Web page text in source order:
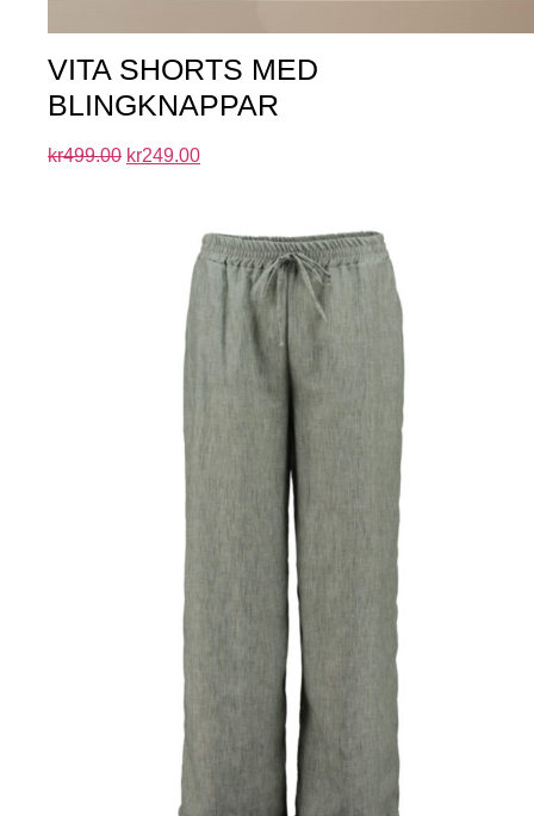
VITA SHORTS MED
BLINGKNAPPAR
kr499.00 kr249.00